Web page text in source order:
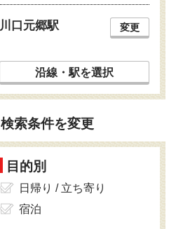
川口元郷駅 変更
沿線・駅を選択
検索条件を変更
目的別
日帰り / 立ち寄り
宿泊